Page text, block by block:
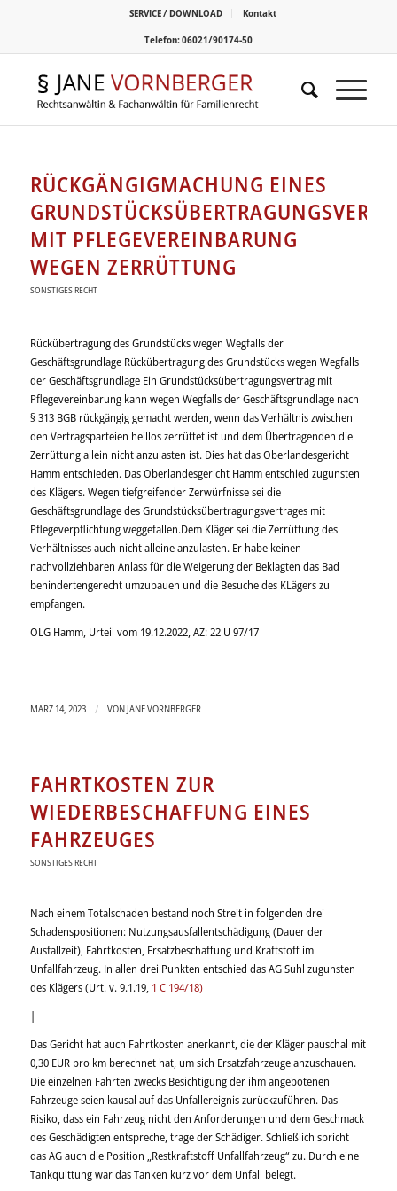
SERVICE / DOWNLOAD
Kontakt
Telefon: 06021/90174-50
RÜCKGÄNGIGMACHUNG EINES
MIT PFLEGEVEREINBARUNG
WEGEN ZERRÜTTUNG
SONSTIGES RECHT
Rückübertragung des Grundstücks wegen Wegfalls der
Geschäftsgrundlage Rückübertragung des Grundstücks wegen Wegfalls
der Geschäftsgrundlage Ein Grundstücks­übertragungs­vertrag mit
Pflegevereinbarung kann wegen Wegfalls der Geschäftsgrundlage nach
§ 313 BGB rückgängig gemacht werden, wenn das Verhältnis zwischen
den Vertragsparteien heillos zerrüttet ist und dem Übertragenden die
Zerrüttung allein nicht anzulasten ist. Dies hat das Oberlandesgericht
Hamm entschieden. Das Oberlandesgericht Hamm entschied zugunsten
des Klägers. Wegen tiefgreifender Zerwürfnisse sei die
Geschäftsgrundlage des Grundstücksübertragungsvertrages mit
Pflegeverpflichtung weggefallen.Dem Kläger sei die Zerrüttung des
Verhältnisses auch nicht alleine anzulasten. Er habe keinen
nachvollziehbaren Anlass für die Weigerung der Beklagten das Bad
behindertengerecht umzubauen und die Besuche des KLägers zu
empfangen.
OLG Hamm, Urteil vom 19.12.2022, AZ: 22 U 97/17
MÄRZ 14, 2023 / VON JANE VORNBERGER
FAHRTKOSTEN ZUR
WIEDERBESCHAFFUNG EINES
FAHRZEUGES
SONSTIGES RECHT
Nach einem Totalschaden bestand noch Streit in folgenden drei
Schadenspositionen: Nutzungsausfallentschädigung (Dauer der
Ausfallzeit), Fahrtkosten, Ersatzbeschaffung und Kraftstoff im
Unfallfahrzeug. In allen drei Punkten entschied das AG Suhl zugunsten
des Klägers (Urt. v. 9.1.19, 1 C 194/18)
|
Das Gericht hat auch Fahrtkosten anerkannt, die der Kläger pauschal mit
0,30 EUR pro km berechnet hat, um sich Ersatzfahrzeuge anzuschauen.
Die einzelnen Fahrten zwecks Besichtigung der ihm angebotenen
Fahrzeuge seien kausal auf das Unfallereignis zurückzuführen. Das
Risiko, dass ein Fahrzeug nicht den Anforderungen und dem Geschmack
des Geschädigten entspreche, trage der Schädiger. Schließlich spricht
das AG auch die Position „Restkraftstoff Unfallfahrzeug“ zu. Durch eine
Tankquittung war das Tanken kurz vor dem Unfall belegt.